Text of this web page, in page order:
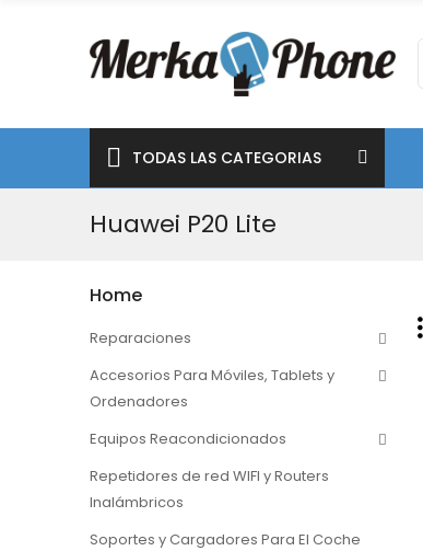
TODAS LAS CATEGORIAS
Huawei P20 Lite
Home
Reparaciones
Accesorios Para Móviles, Tablets y
Ordenadores
Equipos Reacondicionados
Repetidores de red WIFI y Routers
Inalámbricos
Soportes y Cargadores Para El Coche